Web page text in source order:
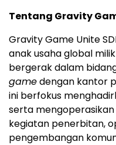
Tentang Gravity
Gravity Game Unite
anak usaha global
bergerak dalam
gamedengan kantor
ini berfokus
serta
kegiatan penerbitan,
pengembangan